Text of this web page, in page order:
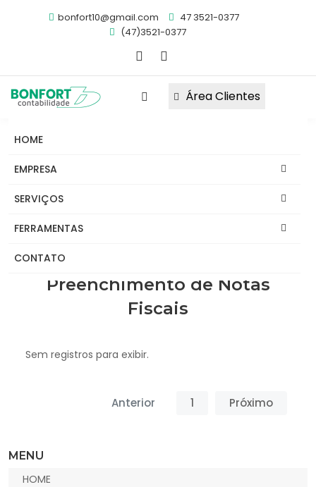
bonfort10@gmail.com
47 3521-0377
(47)3521-0377
HOME
EMPRESA
SERVIÇOS
FERRAMENTAS
CONTATO
Área Clientes
Preenchimento de Notas
Fiscais
Sem registros para exibir.
Anterior 1 Próximo
MENU
HOME